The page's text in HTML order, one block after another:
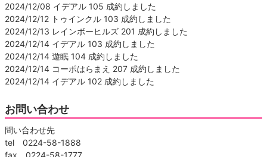
2024/12/08 イデアル 105 成約しました
2024/12/12 トゥインクル 103 成約しました
2024/12/13 レインボーヒルズ 201 成約しました
2024/12/14 イデアル 103 成約しました
2024/12/14 遊眠 104 成約しました
2024/12/14 コーポはらまえ 207 成約しました
2024/12/14 イデアル 102 成約しました
お問い合わせ
問い合わせ先
tel 0224-58-1888
fax 0224-58-1777